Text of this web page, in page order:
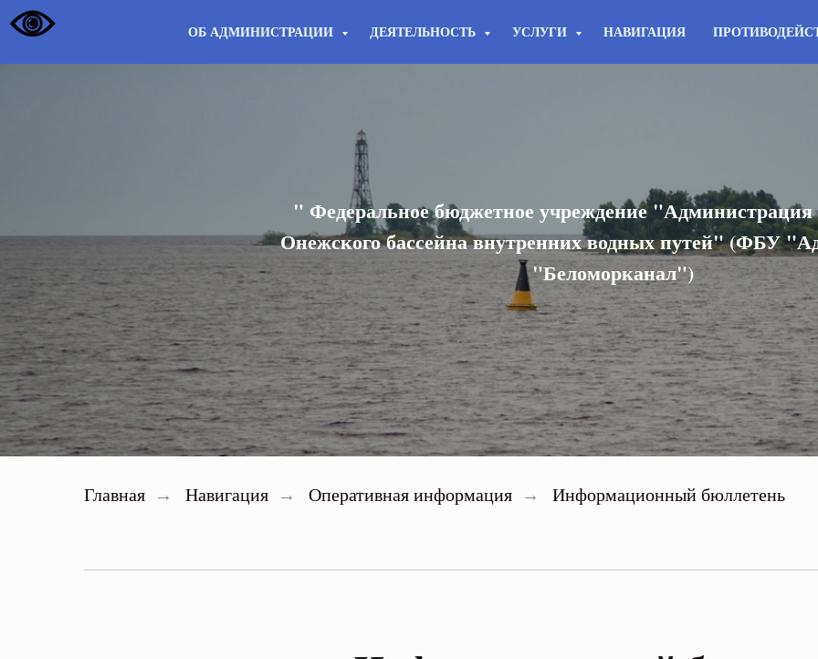
ОБ АДМИНИСТРАЦИИ ДЕЯТЕЛЬНОСТЬ УСЛУГИ НАВИГАЦИЯ
" Федеральное бюджетное учреждение
Онежского бассейна внутренних водных путей" (ФБУ
"Беломорканал")
Главная → Навигация → Оперативная информация → Информационный бюллетень